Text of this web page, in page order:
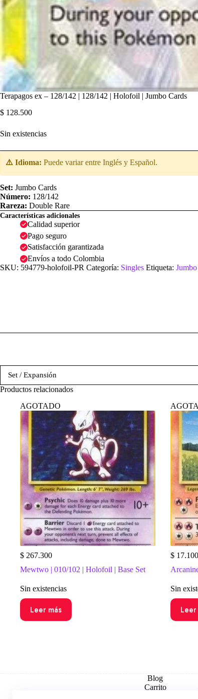
Terapagos ex – 128/142 | 128/142 | Holofoil | Jumbo Cards
$ 128.500
Sin existencias
⚠️ Idioma: Puede variar entre Inglés y Español.
Set: Jumbo Cards
Número: 128/142
Rareza: Double Rare
Características adicionales
Calidad superior
Pago seguro
Satisfacción garantizada
Envíos a todo Colombia
SKU: 594779-holofoil-PR Categoría: Singles Etiqueta:
Set / Expansión
Productos relacionados
AGOTADO
$ 267.300
Mewtwo | 010/102 | Holofoil | Base Set
Sin existencias
Leer más
$17.100
Sin
Leer
Blog
Carrito